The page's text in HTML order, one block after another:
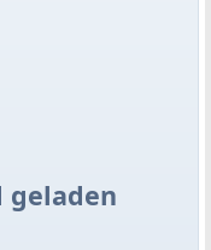
geladen